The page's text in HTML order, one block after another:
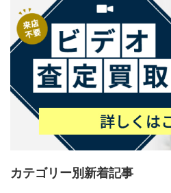
カテゴリー別新着記事